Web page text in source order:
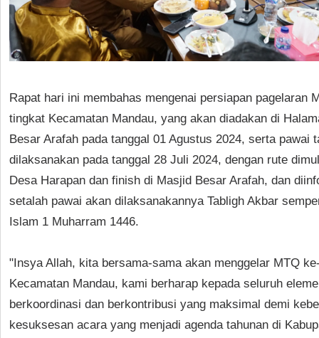
Rapat hari ini membahas mengenai persiapan pagelaran
tingkat Kecamatan Mandau, yang akan diadakan di
Besar Arafah pada tanggal 01 Agustus 2024, serta pawai
dilaksanakan pada tanggal 28 Juli 2024, dengan rute
Desa Harapan dan finish di Masjid Besar Arafah, dan
setalah pawai akan dilaksanakannya Tabligh Akbar
Islam 1 Muharram 1446.
"Insya Allah, kita bersama-sama akan menggelar MTQ
Kecamatan Mandau, kami berharap kepada seluruh
berkoordinasi dan berkontribusi yang maksimal demi
kesuksesan acara yang menjadi agenda tahunan di